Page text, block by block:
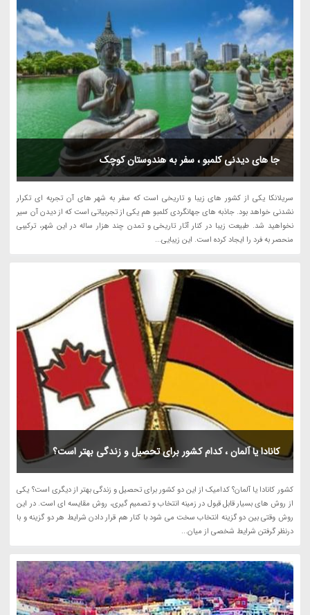
جا های دیدنی کلمبو ، سفر به هندوستان کوچک
سریلانکا یکی از کشور های زیبا و تاریخی است که سفر به شهر های آن تجربه ای تکرار
نشدنی خواهد بود. جاذبه های جهانگردی کلمبو هم یکی از تجربیاتی است که از دیدن آن سیر
نخواهید شد. طبیعت زیبا در کنار آثار تاریخی و تمدن چند هزار ساله در این شهر، ترکیبی
منحصر به فرد را ایجاد کرده است. این زیبایی...
کانادا یا آلمان ، کدام کشور برای تحصیل و زندگی بهتر است؟
کشور کانادا یا آلمان؟ کدامیک از این دو کشور برای تحصیل و زندگی بهتر از دیگری است؟ یکی
از روش های بسیار قابل قبول در زمینه انتخاب و تصمیم گیری، روش مقایسه ای است. در این
روش وقتی بین دو گزینه انتخاب سخت می شود با کنار هم قرار دادن شرایط هر دو گزینه و با
درنظر گرفتن شرایط شخصی از میان...